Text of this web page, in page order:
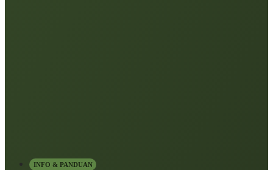
INFO & PANDUAN